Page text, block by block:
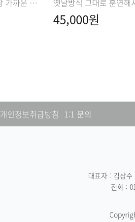
45,000원
개인정보취급방침 1:1 문의
대표자 : 김상
전화 :